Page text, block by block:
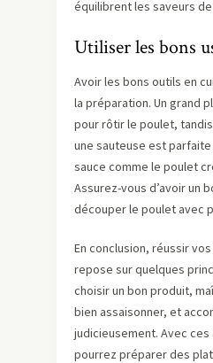
équilibrent les saveurs
Utiliser les bons
Avoir les bons outils en
la préparation. Un grand
pour rôtir le poulet,
une sauteuse est
sauce comme le poulet
Assurez-vous d’avoir un
découper le poulet avec
En conclusion, réussir
repose sur quelques
choisir un bon produit,
bien assaisonner, et
judicieusement. Avec
pourrez préparer des